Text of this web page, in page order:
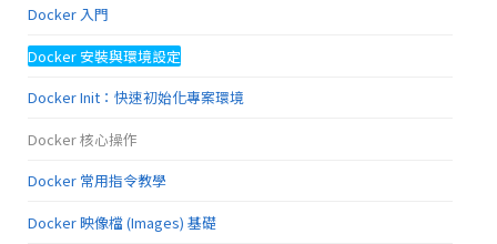
Docker 入門
Docker 安裝與環境設定
Docker Init：快速初始化專案環境
Docker 核心操作
Docker 常用指令教學
Docker 映像檔 (Images) 基礎